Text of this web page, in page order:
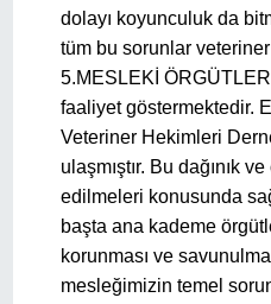
dolayı koyunculuk da
tüm bu sorunlar
5.MESLEKİ
faaliyet göstermektedir.
Veteriner Hekimleri
ulaşmıştır. Bu dağınık
edilmeleri konusunda
başta ana kademe
korunması ve
mesleğimizin temel